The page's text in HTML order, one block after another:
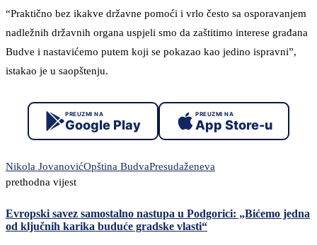
“Praktično bez ikakve državne pomoći i vrlo često sa osporavanjem
nadležnih državnih organa uspjeli smo da zaštitimo interese građana
Budve i nastavićemo putem koji se pokazao kao jedino ispravni”,
istakao je u saopštenju.
PREUZMI NA
Google Play
PREUZMI NA
App Store-u
Nikola JovanovićOpština BudvaPresudaženeva
prethodna vijest
Evropski savez samostalno nastupa u Podgorici: „Bićemo jedna
od ključnih karika buduće gradske vlasti“